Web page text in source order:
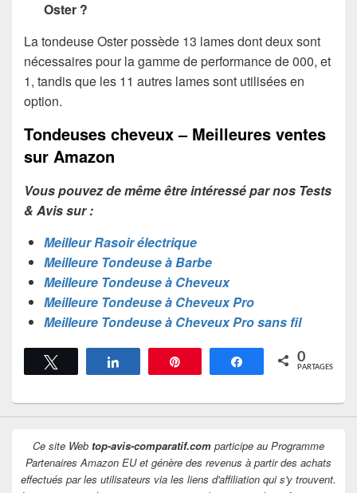
Oster ?
La tondeuse Oster possède 13 lames dont deux sont
nécessaires pour la gamme de performance de 000, et
1, tandis que les 11 autres lames sont utilisées en
option.
Tondeuses cheveux – Meilleures ventes
sur Amazon
Vous pouvez de même être intéressé par nos Tests
& Avis sur :
Meilleur Rasoir électrique
Meilleure Tondeuse à Barbe
Meilleure Tondeuse à Cheveux
Meilleure Tondeuse à Cheveux Pro
Meilleure Tondeuse à Cheveux Pro sans fil
Partagez Partagez 0
PARTAGES
Ce site Web top-avis-comparatif.com participe au Programme
Partenaires Amazon EU et génère des revenus à partir des achats
effectués par les utilisateurs via les liens d'affiliation qui s'y trouvent.